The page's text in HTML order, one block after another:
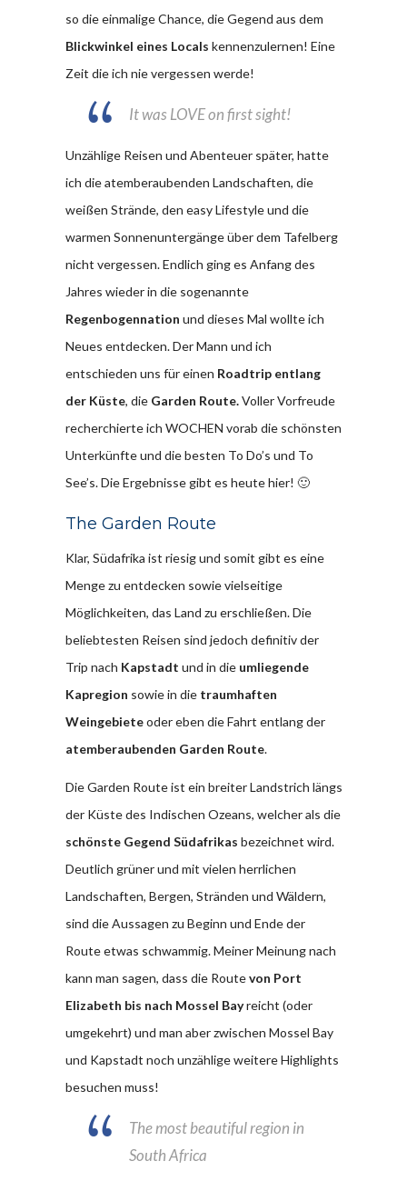
so die einmalige Chance, die Gegend aus dem
Blickwinkel eines Locals kennenzulernen! Eine
Zeit die ich nie vergessen werde!
It was LOVE on first sight!
Unzählige Reisen und Abenteuer später, hatte
ich die atemberaubenden Landschaften, die
weißen Strände, den easy Lifestyle und die
warmen Sonnenuntergänge über dem Tafelberg
nicht vergessen. Endlich ging es Anfang des
Jahres wieder in die sogenannte
Regenbogennation und dieses Mal wollte ich
Neues entdecken. Der Mann und ich
entschieden uns für einen Roadtrip entlang
der Küste, die Garden Route.Voller Vorfreude
recherchierte ich WOCHEN vorab die schönsten
Unterkünfte und die besten To Do’s und To
See’s. Die Ergebnisse gibt es heute hier! 🙂
The Garden Route
Klar, Südafrika ist riesig und somit gibt es eine
Menge zu entdecken sowie vielseitige
Möglichkeiten, das Land zu erschließen. Die
beliebtesten Reisen sind jedoch definitiv der
Trip nach Kapstadt und in die umliegende
Kapregion sowie in dietraumhaften
Weingebieteoder eben die Fahrt entlang der
atemberaubenden Garden Route.
Die Garden Route ist ein breiter Landstrich längs
der Küste des Indischen Ozeans, welcher als die
schönste Gegend Südafrikas bezeichnet wird.
Deutlich grüner und mit vielen herrlichen
Landschaften, Bergen, Stränden und Wäldern,
sind die Aussagen zu Beginn und Ende der
Route etwas schwammig. Meiner Meinung nach
kann man sagen, dass die Routevon Port
Elizabeth bis nach Mossel Bayreicht (oder
umgekehrt) und man aber zwischen Mossel Bay
und Kapstadt noch unzählige weitere Highlights
besuchen muss!
The most beautiful region in
South Africa